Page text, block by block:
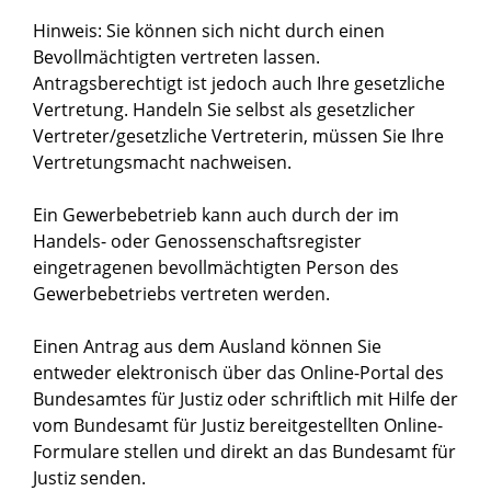
Hinweis: Sie können sich nicht durch einen
Bevollmächtigten vertreten lassen.
Antragsberechtigt ist jedoch auch Ihre gesetzliche
Vertretung. Handeln Sie selbst als gesetzlicher
Vertreter/gesetzliche Vertreterin, müssen Sie Ihre
Vertretungsmacht nachweisen.
Ein Gewerbebetrieb kann auch durch der im
Handels- oder Genossenschaftsregister
eingetragenen bevollmächtigten Person des
Gewerbebetriebs vertreten werden.
Einen Antrag aus dem Ausland können Sie
entweder elektronisch über das Online-Portal des
Bundesamtes für Justiz oder schriftlich mit Hilfe der
vom Bundesamt für Justiz bereitgestellten Online-
Formulare stellen und direkt an das Bundesamt für
Justiz senden.